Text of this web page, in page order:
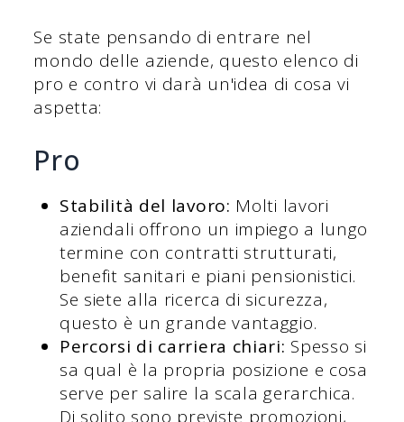
Se state pensando di entrare nel
mondo delle aziende, questo elenco di
pro e contro vi darà un'idea di cosa vi
aspetta:
Pro
Stabilità del lavoro: Molti lavori
aziendali offrono un impiego a lungo
termine con contratti strutturati,
benefit sanitari e piani pensionistici.
Se siete alla ricerca di sicurezza,
questo è un grande vantaggio.
Percorsi di carriera chiari: Spesso si
sa qual è la propria posizione e cosa
serve per salire la scala gerarchica.
Di solito sono previste promozioni,